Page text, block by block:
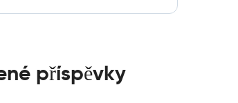
příspěvky